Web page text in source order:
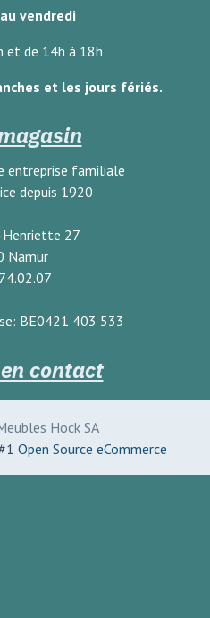
vendredi
et de 14h à 18h
et les jours fériés.
entreprise familiale
depuis 1920
Henriette 27
Namur
BE0421 403 533
contact
Hock SA
Open Source eCommerce